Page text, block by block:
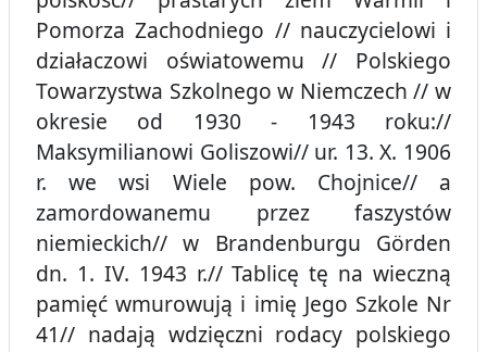
Pomorza Zachodniego // nauczycielowi i
działaczowi oświatowemu // Polskiego
Towarzystwa Szkolnego w Niemczech // w
okresie od 1930 - 1943 roku://
Maksymilianowi Goliszowi// ur. 13. X. 1906
r. we wsi Wiele pow. Chojnice// a
zamordowanemu przez faszystów
niemieckich// w Brandenburgu Görden
dn. 1. IV. 1943 r.// Tablicę tę na wieczną
pamięć wmurowują i imię Jego Szkole Nr
41// nadają wdzięczni rodacy polskiego